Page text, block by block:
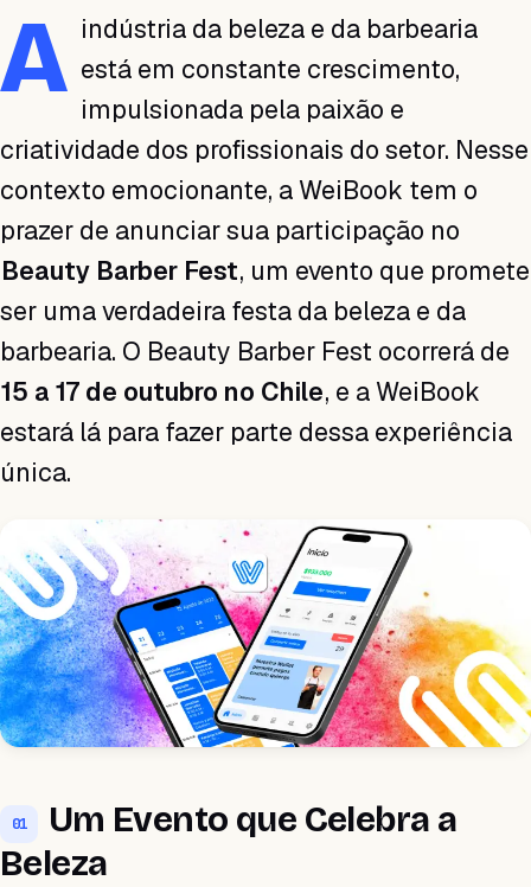
A indústria da beleza e da barbearia
está em constante crescimento,
impulsionada pela paixão e
criatividade dos profissionais do setor. Nesse
contexto emocionante, a WeiBook tem o
prazer de anunciar sua participação no
Beauty Barber Fest, um evento que promete
ser uma verdadeira festa da beleza e da
barbearia. O Beauty Barber Fest ocorrerá de
15 a 17 de outubro no Chile, e a WeiBook
estará lá para fazer parte dessa experiência
única.
01
Um Evento que Celebra a
Beleza